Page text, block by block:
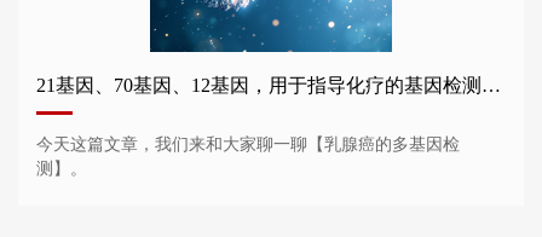
21基因、70基因、12基因，用于指导化疗的基因检测谁需要做？
今天这篇文章，我们来和大家聊一聊【乳腺癌的多基因检
测】。